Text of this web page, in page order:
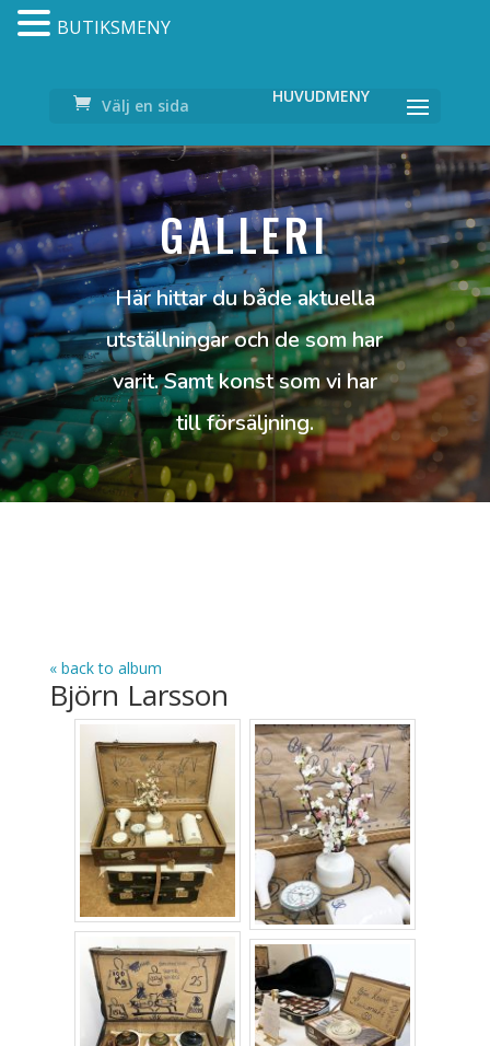
Välj en sida
GALLERI
Här hittar du både aktuella
utställningar och de som har
varit. Samt konst som vi har
till försäljning.
« back to album
Björn Larsson
BUTIKSMENY